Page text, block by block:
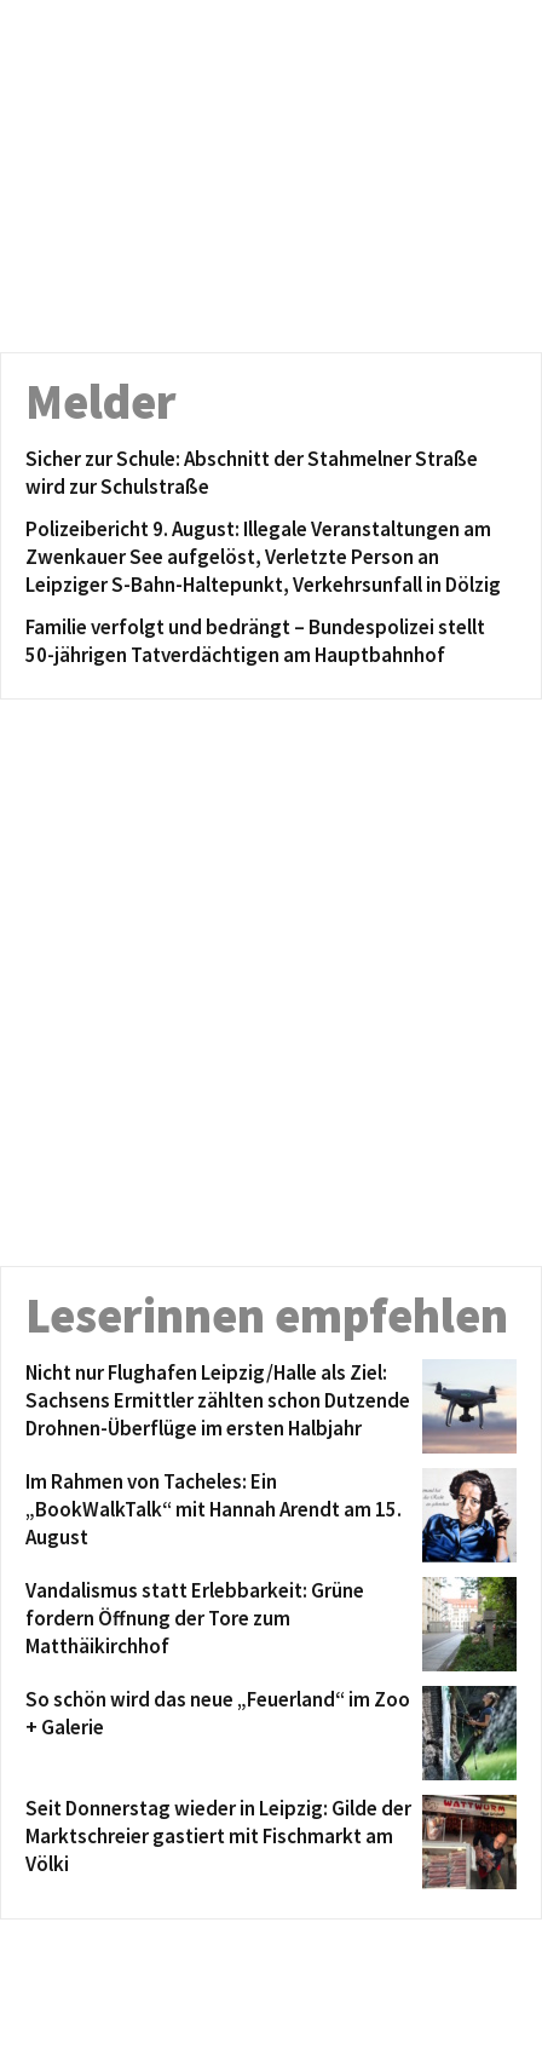
Melder
Sicher zur Schule: Abschnitt der Stahmelner Straße
wird zur Schulstraße
Polizeibericht 9. August: Illegale Veranstaltungen am
Zwenkauer See aufgelöst, Verletzte Person an
Leipziger S-Bahn-Haltepunkt, Verkehrsunfall in Dölzig
Familie verfolgt und bedrängt – Bundespolizei stellt
50-jährigen Tatverdächtigen am Hauptbahnhof
Leserinnen empfehlen
Nicht nur Flughafen Leipzig/Halle als Ziel:
Sachsens Ermittler zählten schon Dutzende
Drohnen-Überflüge im ersten Halbjahr
Im Rahmen von Tacheles: Ein
„BookWalkTalk“ mit Hannah Arendt am 15.
August
Vandalismus statt Erlebbarkeit: Grüne
fordern Öffnung der Tore zum
Matthäikirchhof
So schön wird das neue „Feuerland“ im Zoo
+ Galerie
Seit Donnerstag wieder in Leipzig: Gilde der
Marktschreier gastiert mit Fischmarkt am
Völki